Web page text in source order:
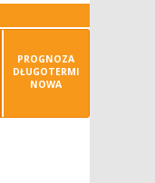
PROGNOZA
DŁUGOTERMI
NOWA